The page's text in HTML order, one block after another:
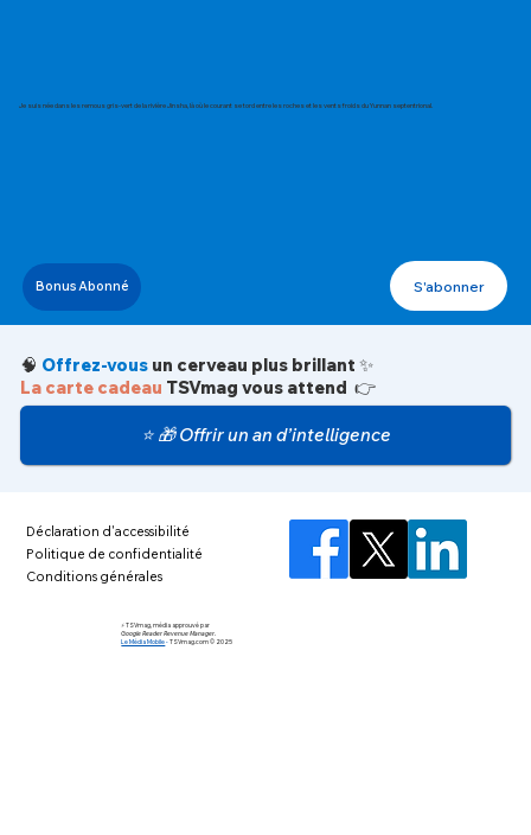
Je suis née dans les remous gris-vert de la rivière Jinsha, là où le courant se tord entre les roches et les vents froids du Yunnan septentrional.
Bonus Abonné S'abonner
🧠 Offrez-vous un cerveau plus brillant ✨
La carte cadeau TSVmag vous attend 👉
⭐ 🎁 Offrir un an d’intelligence
Déclaration d'accessibilité
Politique de confidentialité
Conditions générales
⚡️ TSVmag, média approuvé par
Google Reader Revenue Manager.
Le Média Mobile-TSVmag.com © 2025